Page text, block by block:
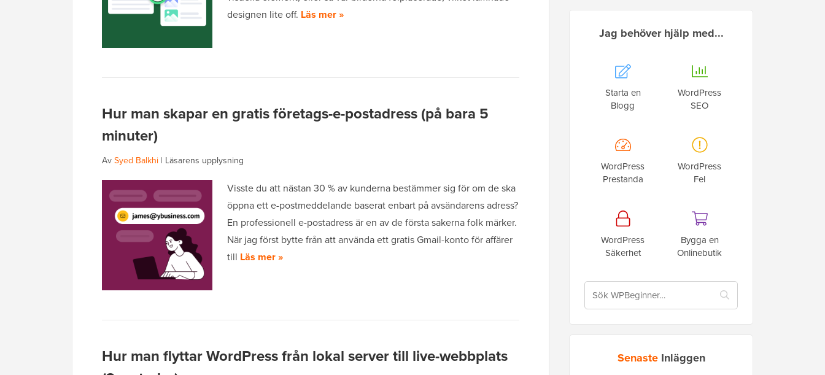
designen lite off. Läs mer »
Hur man skapar en gratis företags-e-postadress (på bara 5
minuter)
AvSyed Balkhi | Läsarens upplysning
Visste du att nästan 30 % av kunderna bestämmer sig för om de ska
öppna ett e-postmeddelande baserat enbart på avsändarens adress?
En professionell e-postadress är en av de första sakerna folk märker.
När jag först bytte från att använda ett gratis Gmail-konto för affärer
till Läs mer »
Hur man flyttar WordPress från lokal server till live-webbplats
Jag behöver hjälp med...
Starta en
Blogg
WordPress
SEO
WordPress
Prestanda
WordPress
Fel
WordPress
Säkerhet
Bygga en
Onlinebutik
Senaste Inläggen